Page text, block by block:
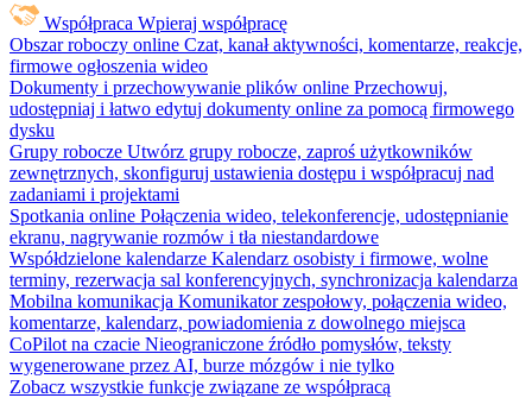
Współpraca Wpieraj współpracę
Obszar roboczy online Czat, kanał aktywności, komentarze, reakcje,
firmowe ogłoszenia wideo
Dokumenty i przechowywanie plików online Przechowuj,
udostępniaj i łatwo edytuj dokumenty online za pomocą firmowego
dysku
Grupy robocze Utwórz grupy robocze, zaproś użytkowników
zewnętrznych, skonfiguruj ustawienia dostępu i współpracuj nad
zadaniami i projektami
Spotkania online Połączenia wideo, telekonferencje, udostępnianie
ekranu, nagrywanie rozmów i tła niestandardowe
Współdzielone kalendarze Kalendarz osobisty i firmowe, wolne
terminy, rezerwacja sal konferencyjnych, synchronizacja kalendarza
Mobilna komunikacja Komunikator zespołowy, połączenia wideo,
komentarze, kalendarz, powiadomienia z dowolnego miejsca
CoPilot na czacie Nieograniczone źródło pomysłów, teksty
wygenerowane przez AI, burze mózgów i nie tylko
Zobacz wszystkie funkcje związane ze współpracą